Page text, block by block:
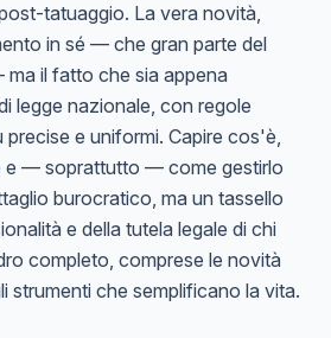
tatuaggio. La vera novità,
in sé — che gran parte del
il fatto che sia appena
legge nazionale, con regole
precise e uniformi. Capire cos'è,
e — soprattutto — come gestirlo
burocratico, ma un tassello
e della tutela legale di chi
completo, comprese le novità
strumenti che semplificano la vita.